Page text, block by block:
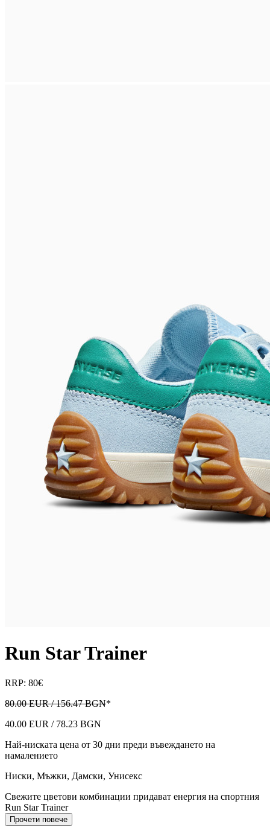
Run Star Trainer
RRP: 80€
80.00 EUR / 156.47 BGN*
40.00 EUR / 78.23 BGN
Най-ниската цена от 30 дни преди въвеждането на
намалението
Ниски, Мъжки, Дамски, Унисекс
Свежите цветови комбинации придават енергия на спортния
Run Star Trainer
Прочети повече